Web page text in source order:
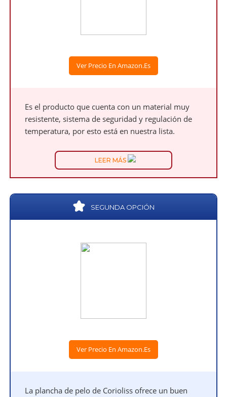
Ver Precio En Amazon.es
Es el producto que cuenta con un material muy
resistente, sistema de seguridad y regulación de
temperatura, por esto está en nuestra lista.
LEER MÁS
SEGUNDA OPCIÓN
Ver Precio En Amazon.es
La plancha de pelo de Corioliss ofrece un buen